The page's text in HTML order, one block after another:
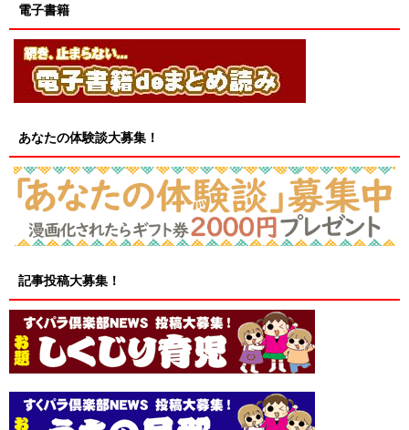
電子書籍
あなたの体験談大募集！
記事投稿大募集！